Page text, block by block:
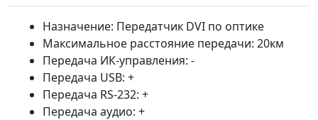
Назначение: Передатчик DVI по оптике
Максимальное расстояние передачи: 20км
Передача ИК-управления: -
Передача USB: +
Передача RS-232: +
Передача аудио: +